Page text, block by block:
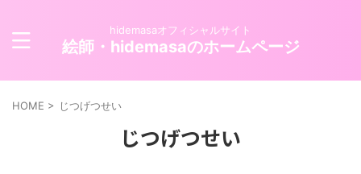
hidemasaオフィシャルサイト
絵師・hidemasaのホームページ
HOME > じつげつせい
じつげつせい